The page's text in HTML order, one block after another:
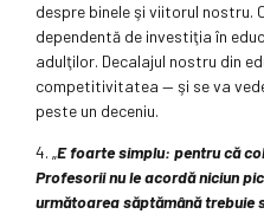
despre binele şi viitorul
dependentă de investiţia în
adulţilor. Decalajul nostru din
competitivitatea — şi se va
peste un deceniu.
4. „E foarte simplu: pentru că
Profesorii nu le acordă niciun
următoarea săptămână trebuie